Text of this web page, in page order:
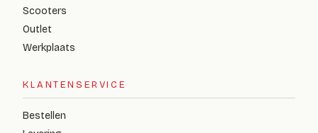
Scooters
Outlet
Werkplaats
KLANTENSERVICE
Bestellen